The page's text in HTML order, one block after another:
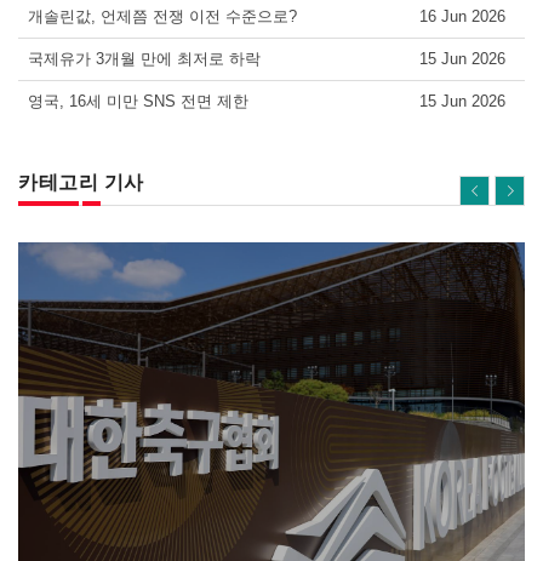
개솔린값, 언제쯤 전쟁 이전 수준으로? 16 Jun 2026
국제유가 3개월 만에 최저로 하락 15 Jun 2026
영국, 16세 미만 SNS 전면 제한 15 Jun 2026
카테고리 기사